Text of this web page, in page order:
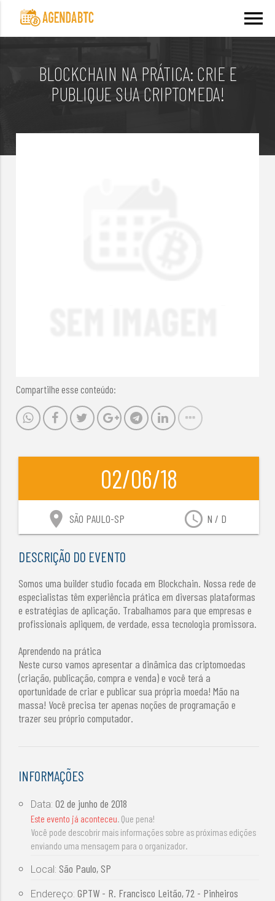
menu
BLOCKCHAIN NA PRÁTICA: CRIE E
PUBLIQUE SUA CRIPTOMEDA!
Compartilhe esse conteúdo:
02/06/18
access_time N / D
location_on SÃO PAULO-SP
DESCRIÇÃO DO EVENTO
Somos uma builder studio focada em Blockchain. Nossa rede de
especialistas têm experiência prática em diversas plataformas
e estratégias de aplicação. Trabalhamos para que empresas e
profissionais apliquem, de verdade, essa tecnologia promissora.
Aprendendo na prática
Neste curso vamos apresentar a dinâmica das criptomoedas
(criação, publicação, compra e venda) e você terá a
oportunidade de criar e publicar sua própria moeda! Mão na
massa! Você precisa ter apenas noções de programação e
trazer seu próprio computador.
INFORMAÇÕES
Data:02 de junho de 2018
Este evento já aconteceu. Que pena!
Você pode descobrir mais informações sobre as próximas edições
enviando uma mensagem para o organizador.
Local: São Paulo, SP
Endereço:GPTW - R. Francisco Leitão, 72 - Pinheiros